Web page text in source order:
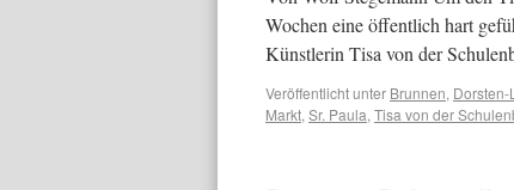
Wochen eine öffentlich hart
Künstlerin Tisa von der
Veröffentlicht unter Brunnen, Dorsten-
Markt, Sr. Paula, Tisa von der